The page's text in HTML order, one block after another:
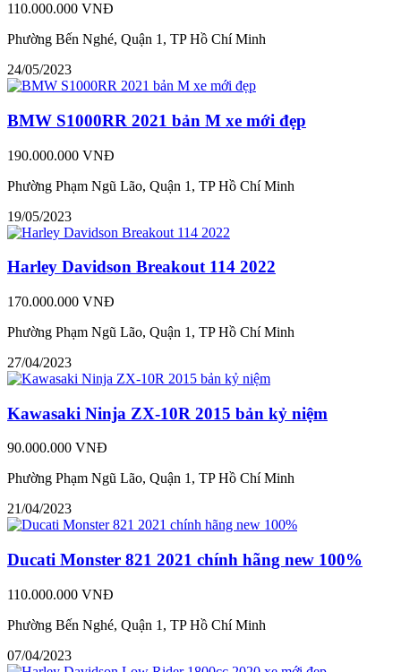
110.000.000 VNĐ
Phường Bến Nghé, Quận 1, TP Hồ Chí Minh
24/05/2023
BMW S1000RR 2021 bản M xe mới đẹp
190.000.000 VNĐ
Phường Phạm Ngũ Lão, Quận 1, TP Hồ Chí Minh
19/05/2023
Harley Davidson Breakout 114 2022
170.000.000 VNĐ
Phường Phạm Ngũ Lão, Quận 1, TP Hồ Chí Minh
27/04/2023
Kawasaki Ninja ZX-10R 2015 bản kỷ niệm
90.000.000 VNĐ
Phường Phạm Ngũ Lão, Quận 1, TP Hồ Chí Minh
21/04/2023
Ducati Monster 821 2021 chính hãng new 100%
110.000.000 VNĐ
Phường Bến Nghé, Quận 1, TP Hồ Chí Minh
07/04/2023